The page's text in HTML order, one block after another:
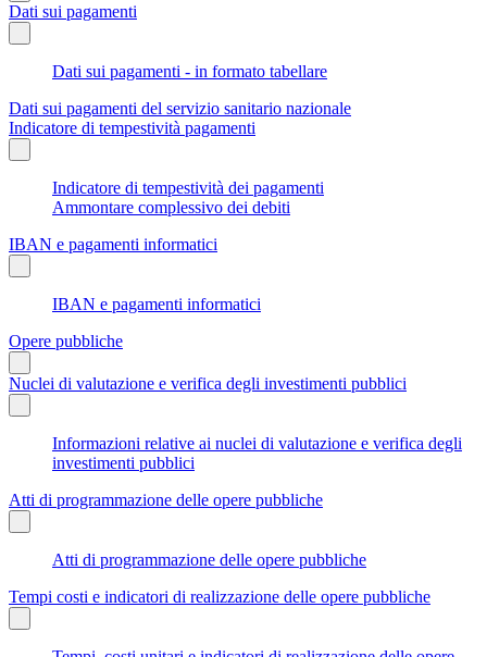
Dati sui pagamenti
Dati sui pagamenti - in formato tabellare
Dati sui pagamenti del servizio sanitario nazionale
Indicatore di tempestività pagamenti
Indicatore di tempestività dei pagamenti
Ammontare complessivo dei debiti
IBAN e pagamenti informatici
IBAN e pagamenti informatici
Opere pubbliche
Nuclei di valutazione e verifica degli investimenti pubblici
Informazioni relative ai nuclei di valutazione e verifica degli
investimenti pubblici
Atti di programmazione delle opere pubbliche
Atti di programmazione delle opere pubbliche
Tempi costi e indicatori di realizzazione delle opere pubbliche